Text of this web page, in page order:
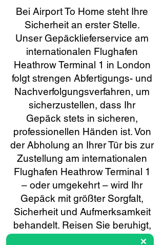
Bei Airport To Home steht Ihre
Sicherheit an erster Stelle.
Unser Gepäcklieferservice am
internationalen Flughafen
Heathrow Terminal 1 in London
folgt strengen Abfertigungs- und
Nachverfolgungsverfahren, um
sicherzustellen, dass Ihr
Gepäck stets in sicheren,
professionellen Händen ist. Von
der Abholung an Ihrer Tür bis zur
Zustellung am internationalen
Flughafen Heathrow Terminal 1
– oder umgekehrt – wird Ihr
Gepäck mit größter Sorgfalt,
Sicherheit und Aufmerksamkeit
behandelt. Reisen Sie beruhigt,
denn Ihr Gepäck ist auf jedem